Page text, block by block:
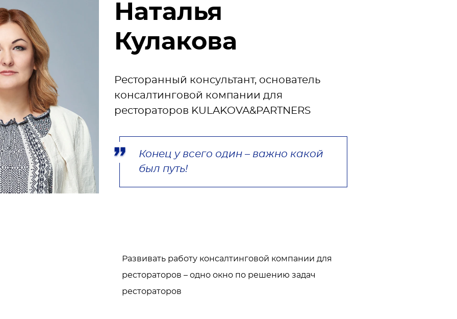
Наталья
Кулакова
Ресторанный консультант, основатель
консалтинговой компании для
рестораторов KULAKOVA&PARTNERS
Конец у всего один – важно какой
был путь!
Развивать работу консалтинговой компании для
рестораторов – одно окно по решению задач
рестораторов